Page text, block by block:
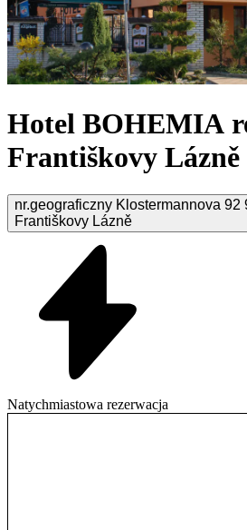
Hotel BOHEMIA
Františkovy Lázně
nr.geograficzny Klostermannova 92
Františkovy Lázně
Natychmiastowa rezerwacja